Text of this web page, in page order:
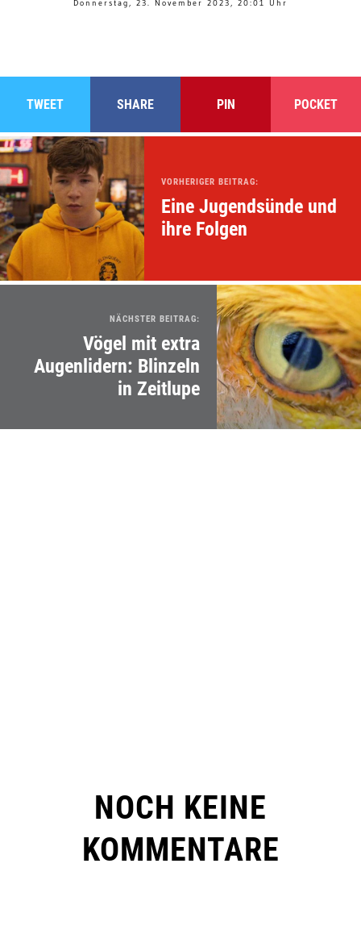
Donnerstag, 23. November 2023, 20:01 Uhr
TWEET SHARE PIN POCKET
VORHERIGER BEITRAG:
Eine Jugendsünde und
ihre Folgen
NÄCHSTER BEITRAG:
Vögel mit extra
Augenlidern: Blinzeln
in Zeitlupe
NOCH KEINE
KOMMENTARE